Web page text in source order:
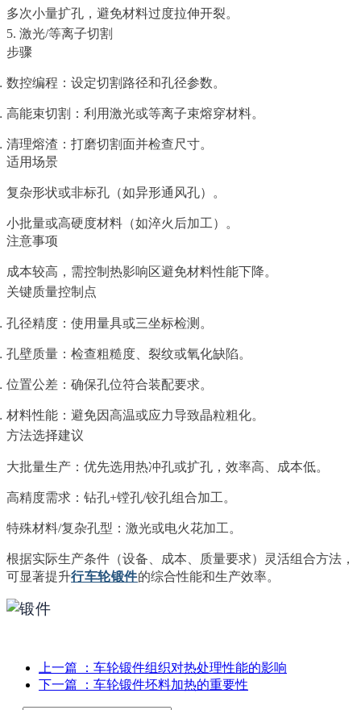
多次小量扩孔，避免材料过度拉伸开裂。
5. 激光/等离子切割
步骤
数控编程：设定切割路径和孔径参数。
高能束切割：利用激光或等离子束熔穿材料。
清理熔渣：打磨切割面并检查尺寸。
适用场景
复杂形状或非标孔（如异形通风孔）。
小批量或高硬度材料（如淬火后加工）。
注意事项
成本较高，需控制热影响区避免材料性能下降。
关键质量控制点
孔径精度：使用量具或三坐标检测。
孔壁质量：检查粗糙度、裂纹或氧化缺陷。
位置公差：确保孔位符合装配要求。
材料性能：避免因高温或应力导致晶粒粗化。
方法选择建议
大批量生产：优先选用热冲孔或扩孔，效率高、成本低。
高精度需求：钻孔+镗孔/铰孔组合加工。
特殊材料/复杂孔型：激光或电火花加工。
根据实际生产条件（设备、成本、质量要求）灵活组合方法，
可显著提升行车轮锻件的综合性能和生产效率。
上一篇
：车轮锻件组织对热处理性能的影响
下一篇
：车轮锻件坯料加热的重要性